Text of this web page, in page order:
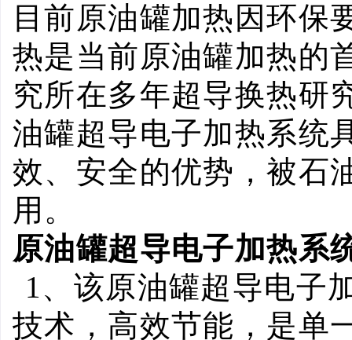
目前原油罐加热因环保
热是当前原油罐加热的
究所在多年超导换热研
油罐超导电子加热系统
效、安全的优势，被石
用。
原油罐超导电子加热系
1 、该原油罐超导电子
技术，高效节能，是单